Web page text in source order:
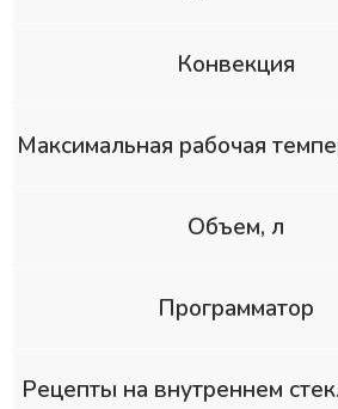
Конвекция
Максимальная рабочая
Объем, л
Программатор
Рецепты на внутреннем